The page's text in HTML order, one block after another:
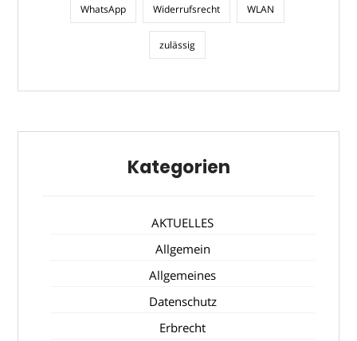
WhatsApp Widerrufsrecht WLAN
zulässig
Kategorien
AKTUELLES
Allgemein
Allgemeines
Datenschutz
Erbrecht